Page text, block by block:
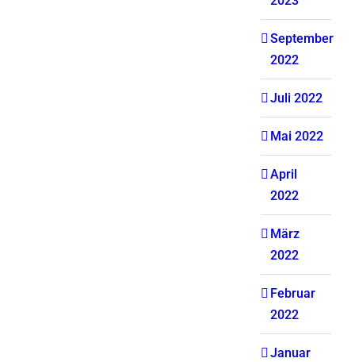
September
2022
Juli 2022
Mai 2022
April
2022
März
2022
Februar
2022
Januar